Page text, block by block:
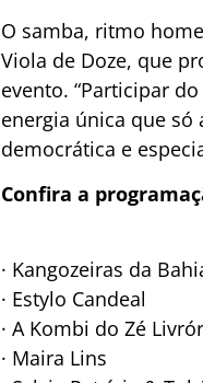
O samba, ritmo
Viola de Doze, que
evento. “Participar
energia única que só
democrática e
Confira a
· Kangozeiras da
· Estylo Candeal
· A Kombi do Zé
· Maira Lins